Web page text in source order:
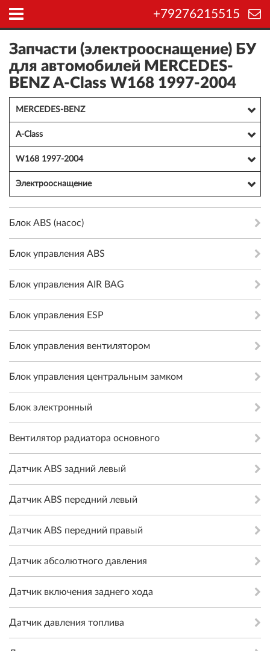
+79276215515
Запчасти (электрооснащение) БУ
для автомобилей MERCEDES-
BENZ A-Class W168 1997-2004
MERCEDES-BENZ
A-Class
W168 1997-2004
Электрооснащение
Блок ABS (насос)
Блок управления ABS
Блок управления AIR BAG
Блок управления ESP
Блок управления вентилятором
Блок управления центральным замком
Блок электронный
Вентилятор радиатора основного
Датчик ABS задний левый
Датчик ABS передний левый
Датчик ABS передний правый
Датчик абсолютного давления
Датчик включения заднего хода
Датчик давления топлива